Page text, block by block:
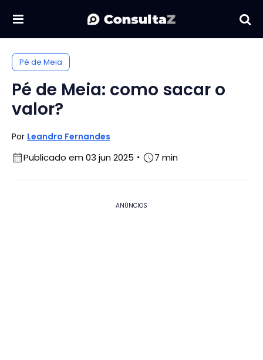
Pé de Meia
Pé de Meia: como sacar o
valor?
Por Leandro Fernandes
Publicado em 03 jun 2025 7 min
ANÚNCIOS